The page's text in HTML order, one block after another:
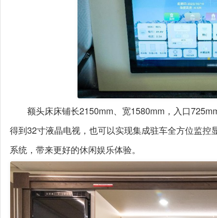
额头床床铺长2150mm、宽1580mm ，入口
得到32寸液晶电视，也可以实现集成驻车全方位监控
系统，带来更好的休闲娱乐体验。